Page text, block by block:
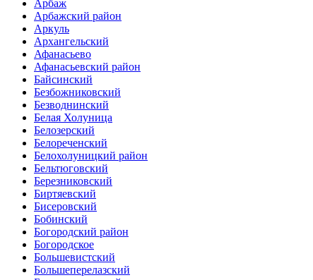
Арбаж
Арбажский район
Аркуль
Архангельский
Афанасьево
Афанасьевский район
Байсинский
Безбожниковский
Безводнинский
Белая Холуница
Белозерский
Белореченский
Белохолуницкий район
Бельтюговский
Березниковский
Биртяевский
Бисеровский
Бобинский
Богородский район
Богородское
Большевистский
Большеперелазский